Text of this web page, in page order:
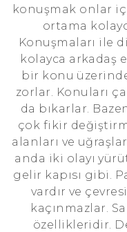
konuşmak onlar
ortama
Konuşmaları ile
kolayca arkadaş
bir konu
zorlar. Konuları
da bıkarlar.
çok fikir
alanları ve
anda iki olayı
gelir kapısı gibi.
vardır ve
kaçınmazlar.
özellikleridir.